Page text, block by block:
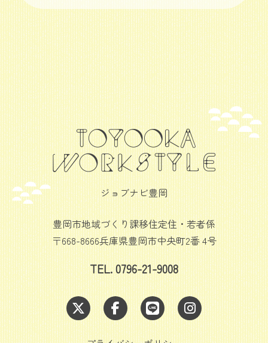
ジョブナビ豊岡
豊岡市地域づくり課移住定住・若者係
〒668-8666兵庫県豊岡市中央町2番 4号
TEL. 0796-21-9008